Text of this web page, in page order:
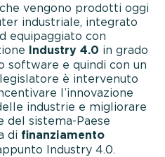
vengono prodotti oggi
industriale, integrato
equipaggiato con
Industry 4.0 in grado
software e quindi con un
è intervenuto
l’innovazione
industrie e migliorare
del sistema-Paese
di finanziamento
Industry 4.0.